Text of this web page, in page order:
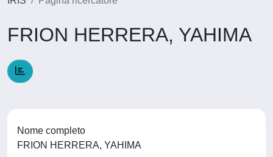
FRION HERRERA, YAHIMA
Nome completo
FRION HERRERA, YAHIMA